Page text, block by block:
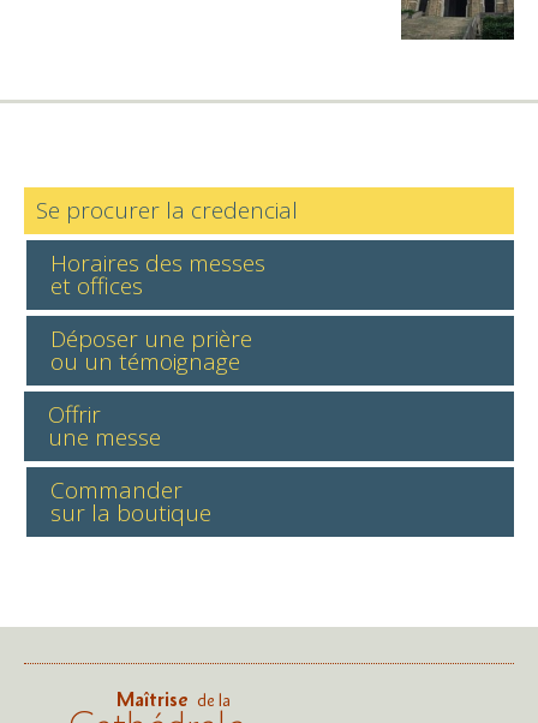
Se procurer la credencial
Horaires des messes
et offices
Déposer une prière
ou un témoignage
Offrir
une messe
Commander
sur la boutique
Maîtrise de la